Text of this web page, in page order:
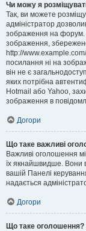
Чи можу я
Так, ви можете
адміністратор
зображення на форум.
зображення,
http://
посилання ні на
він не є
яких потрібна
Hotmail або Yahoo,
зображення в
Догори
Що таке важливі
Важливі оголошення
їх якнайшвидше. Вони
вашій Панелі
надається
Догори
Що таке оголошення?